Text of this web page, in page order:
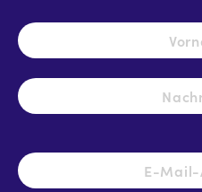
Name *
E-
Mail-